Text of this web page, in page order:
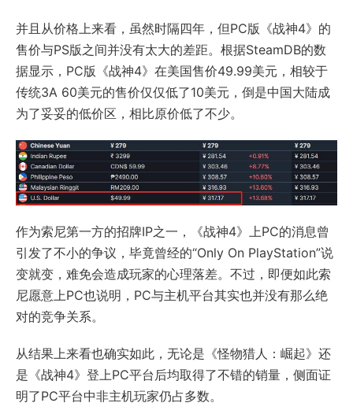
并且从价格上来看，虽然时隔四年，但PC版《战神4》的
售价与PS版之间并没有太大的差距。根据SteamDB的数
据显示，PC版《战神4》在美国售价49.99美元，相较于
传统3A 60美元的售价仅仅低了10美元，倒是中国大陆成
为了妥妥的低价区，相比原价低了不少。
作为索尼第一方的招牌IP之一，《战神4》上PC的消息曾
引发了不小的争议，毕竟曾经的“Only On PlayStation”说
变就变，难免会造成玩家的心理落差。不过，即便如此索
尼愿意上PC也说明，PC与主机平台其实也并没有那么绝
对的竞争关系。
从结果上来看也确实如此，无论是《怪物猎人：崛起》还
是《战神4》登上PC平台后均取得了不错的销量，侧面证
明了PC平台中非主机玩家仍占多数。